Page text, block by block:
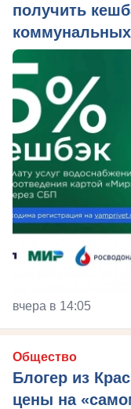
получить
коммунальных
вчера в 14:05
Общество
Блогер из
цены на